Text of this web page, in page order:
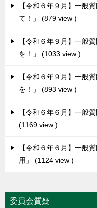
【令和６年９月】一般
て！」
879 view
【令和６年９月】一般
を！」
1033 view
【令和６年９月】一般
を！」
893 view
【令和６年６月】一般
1169 view
【令和６年６月】一般
用」
1124 view
委員会質疑